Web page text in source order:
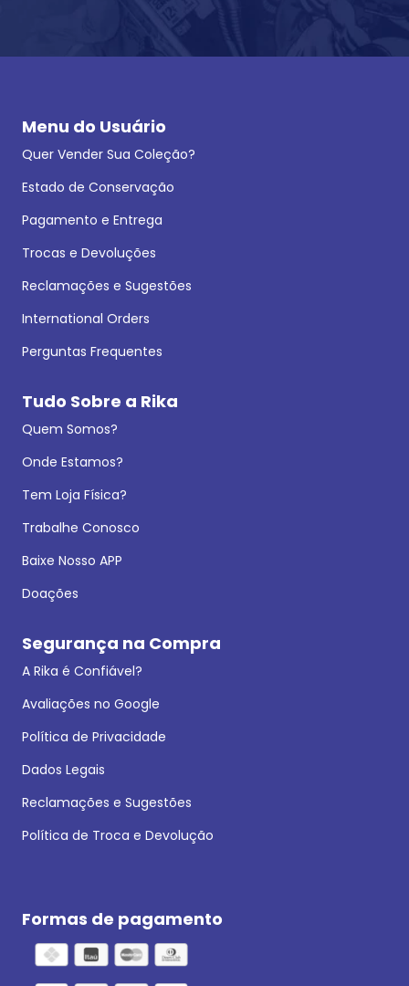
Menu do Usuário
Quer Vender Sua Coleção?
Estado de Conservação
Pagamento e Entrega
Trocas e Devoluções
Reclamações e Sugestões
International Orders
Perguntas Frequentes
Tudo Sobre a Rika
Quem Somos?
Onde Estamos?
Tem Loja Física?
Trabalhe Conosco
Baixe Nosso APP
Doações
Segurança na Compra
A Rika é Confiável?
Avaliações no Google
Política de Privacidade
Dados Legais
Reclamações e Sugestões
Política de Troca e Devolução
Formas de pagamento